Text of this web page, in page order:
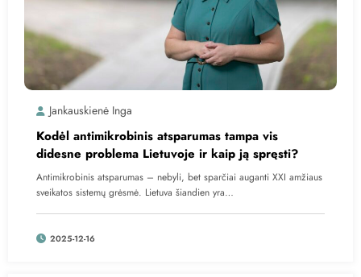
Jankauskienė Inga
Kodėl antimikrobinis atsparumas tampa vis
didesne problema Lietuvoje ir kaip ją spręsti?
Antimikrobinis atsparumas – nebyli, bet sparčiai auganti XXI amžiaus
sveikatos sistemų grėsmė. Lietuva šiandien yra…
2025-12-16